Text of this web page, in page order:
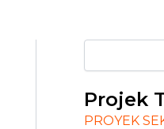
Projek
PROYEK